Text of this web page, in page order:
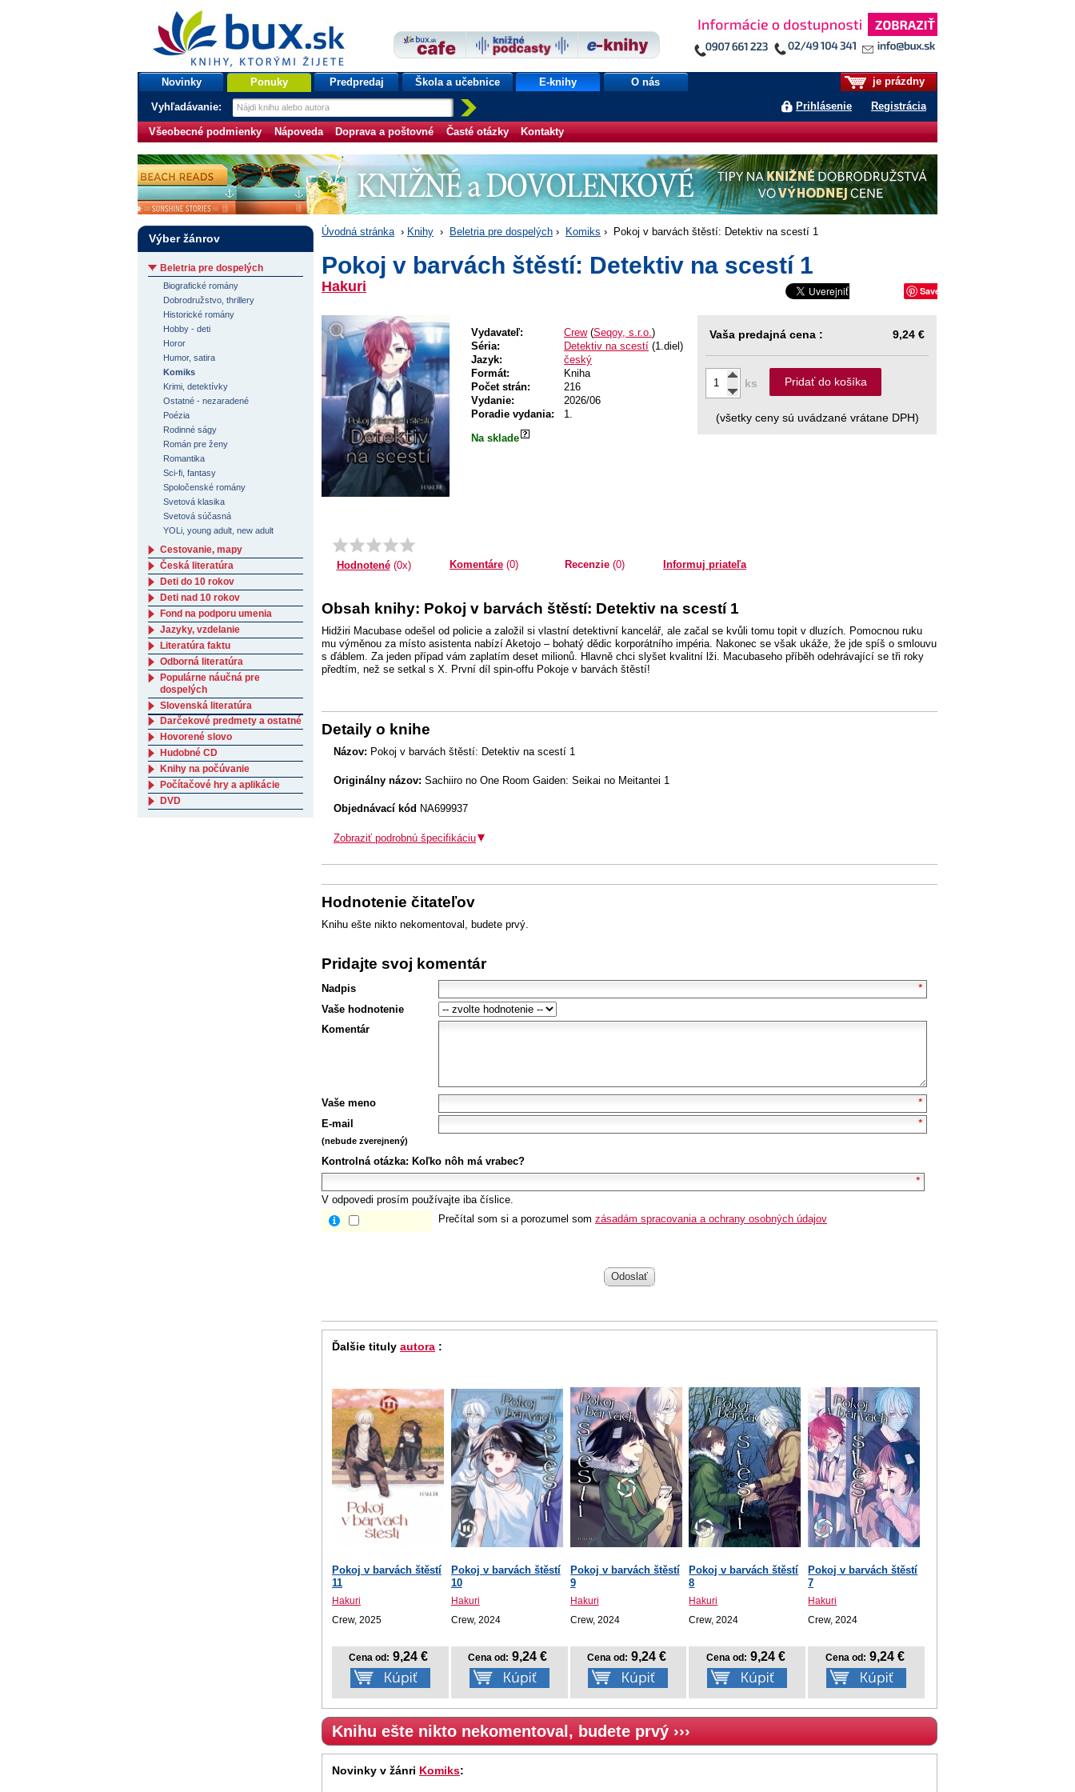
bux.sk
knihy, ktorými žijete
Úvodná stránka
je prázdny
Prihlásenie Registrácia
Novinky Ponuky Predpredaj Škola a učebnice E-knihy O nás
Vyhľadávanie:
Všeobecné podmienky Nápoveda Doprava a poštovné Časté otázky Kontakty
Úvodná stránka › Knihy › Beletria pre dospelých › Komiks › Pokoj v barvách štěstí: Detektiv na scestí 1
Pokoj v barvách štěstí: Detektiv na scestí 1
Hakuri Save
Vydavateľ: Crew(Seqoy, s.r.o.)
Séria:
Detektiv na scestí (1.diel)
Jazyk:
český
Formát:
Kniha
Počet strán:
216
Vydanie:
2026/06
Poradie vydania:
1.
Na sklade
Vaša predajná cena : 9,24 €
ks Pridať do košíka
(všetky ceny sú uvádzané vrátane DPH)
Hodnotené(0x) Komentáre (0) Recenzie(0) Informuj priateľa
Obsah knihy: Pokoj v barvách štěstí: Detektiv na scestí 1
Hidžiri Macubase odešel od policie a založil si vlastní detektivní kancelář, ale začal se kvůli tomu topit v dluzích. Pomocnou ruku
mu výměnou za místo asistenta nabízí Aketojo – bohatý dědic korporátního impéria. Nakonec se však ukáže, že jde spíš o smlouvu
s ďáblem. Za jeden případ vám zaplatím deset milionů. Hlavně chci slyšet kvalitní lži. Macubaseho příběh odehrávající se tři roky
předtím, než se setkal s X. První díl spin-offu Pokoje v barvách štěstí!
Detaily o knihe
Názov: Pokoj v barvách štěstí: Detektiv na scestí 1
Originálny názov: Sachiiro no One Room Gaiden: Seikai no Meitantei 1
Objednávací kód NA699937
Zobraziť podrobnú špecifikáciu
Hodnotenie čitateľov
Knihu ešte nikto nekomentoval, budete prvý.
Pridajte svoj komentár
Nadpis
Vaše hodnotenie
Komentár
Vaše meno
E-mail
(nebude zverejnený)
Kontrolná otázka: Koľko nôh má vrabec?
V odpovedi prosím používajte iba číslice.
Prečítal som si a porozumel som zásadám spracovania a ochrany osobných údajov
Odoslať
Ďalšie tituly autora :
Pokoj v barvách štěstí
11
Hakuri
Crew, 2025
Cena od: 9,24 €
Pokoj v barvách štěstí
10
Hakuri
Crew, 2024
Cena od: 9,24 €
Pokoj v barvách štěstí
9
Hakuri
Crew, 2024
Cena od: 9,24 €
Pokoj v barvách štěstí
8
Hakuri
Crew, 2024
Cena od: 9,24 €
Pokoj v barvách štěstí
7
Hakuri
Crew, 2024
Cena od: 9,24 €
Knihu ešte nikto nekomentoval, budete prvý ›››
Novinky v žánri Komiks:
Výber žánrov
Beletria pre dospelých
Biografické romány
Dobrodružstvo, thrillery
Historické romány
Hobby - deti
Horor
Humor, satira
Komiks
Krimi, detektívky
Ostatné - nezaradené
Poézia
Rodinné ságy
Román pre ženy
Romantika
Sci-fi, fantasy
Spoločenské romány
Svetová klasika
Svetová súčasná
YOLi, young adult, new adult
Cestovanie, mapy
Česká literatúra
Deti do 10 rokov
Deti nad 10 rokov
Fond na podporu umenia
Jazyky, vzdelanie
Literatúra faktu
Odborná literatúra
Populárne náučná pre
dospelých
Slovenská literatúra
Darčekové predmety a ostatné
Hovorené slovo
Hudobné CD
Knihy na počúvanie
Počítačové hry a aplikácie
DVD